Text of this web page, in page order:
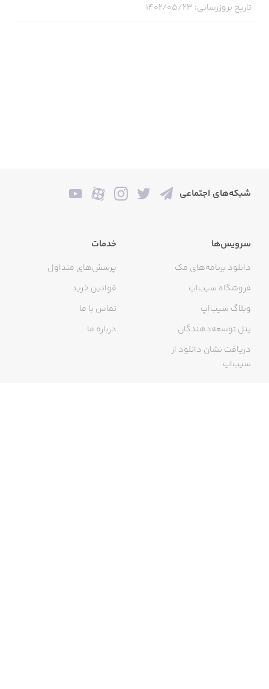
تاریخ بروزرسانی: ۱۴۰۲/۰۵/۲۳
شبکه‌های اجتماعی
سرویس‌ها
دانلود برنامه‌های مک
فروشگاه سیب‌اپ
وبلاگ سیب‌اپ
پنل توسعه‌دهندگان
دریافت نشان دانلود از
سیب‌اپ
خدمات
پرسش‌های متداول
قوانین خرید
تماس با ما
درباره ما